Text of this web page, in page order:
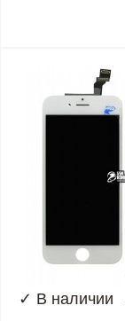
✓ В наличии